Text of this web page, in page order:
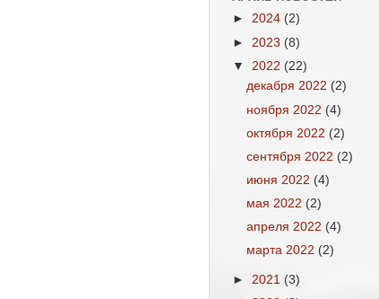
► 2024 (2)
► 2023 (8)
▼ 2022 (22)
декабря 2022 (2)
ноября 2022 (4)
октября 2022 (2)
сентября 2022 (2)
июня 2022 (4)
мая 2022 (2)
апреля 2022 (4)
марта 2022 (2)
► 2021 (3)